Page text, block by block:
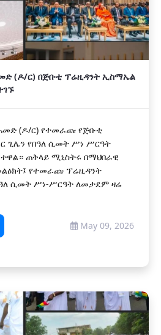
(ዶ/ር) በጅቡቲ ፕሬዚዳንት ኢስማኤል
(ዶ/ር) የተመራጩ የጅቡቲ
ጊሌን የበዓለ ሲመት ሥነ ሥርዓት
ጠቅላይ ሚኒስትሩ በማህበራዊ
የተመራጩ ፕሬዚዳንት
ሲመት ሥነ-ሥርዓት ለመታደም ዛሬ
May 09, 2026